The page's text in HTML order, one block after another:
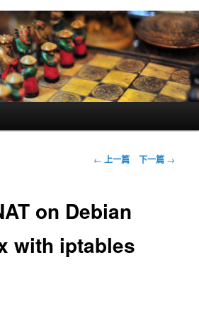
文
覽
← 上一篇 下一篇 →
on Debian
with iptables